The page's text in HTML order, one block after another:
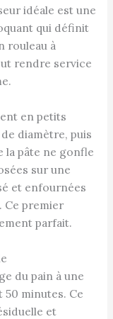
idéale est une
qui définit
rouleau à
rendre service
en petits
diamètre, puis
la pâte ne gonfle
sur une
et enfournées
Ce premier
parfait.
du pain à une
50 minutes. Ce
et